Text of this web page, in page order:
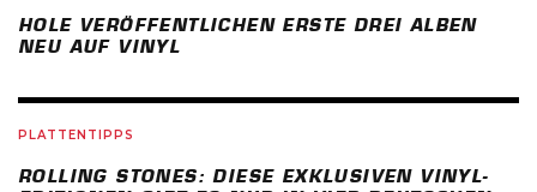
HOLE VERÖFFENTLICHEN ERSTE DREI ALBEN
NEU AUF VINYL
PLATTENTIPPS
ROLLING STONES: DIESE EXKLUSIVEN VINYL-